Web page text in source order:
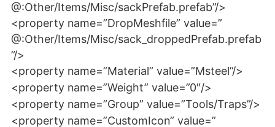
大人
Lv.8
02-10 15:45
其他&工具
@:Other/Items/Misc/sackPrefab.prefab”/>
<property name=”DropMeshfile” value=”
@:Other/Items/Misc/sack_droppedPrefab.prefab
”/>
<property name=”Material” value=”Msteel”/>
<property name=”Weight” value=”0″/>
<property name=”Group” value=”Tools/Traps”/>
<property name=”CustomIcon” value=”